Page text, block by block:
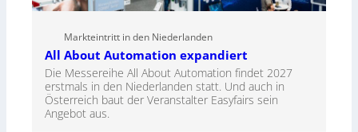
Markteintritt in den Niederlanden
All About Automation expandiert
Die Messereihe All About Automation findet 2027
erstmals in den Niederlanden statt. Und auch in
Österreich baut der Veranstalter Easyfairs sein
Angebot aus.